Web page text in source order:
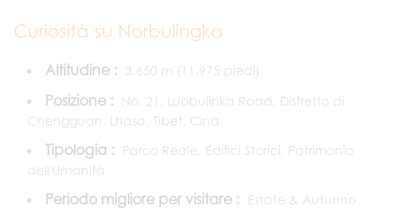
Curiosità su Norbulingka
Altitudine : 3.650 m (11.975 piedi)
Posizione :
No. 21, Luobulinka Road, Distretto di
Chengguan, Lhasa, Tibet, Cina
Tipologia :
Parco Reale, Edifici Storici, Patrimonio
dell'Umanità
Periodo migliore per visitare : Estate & Autunno